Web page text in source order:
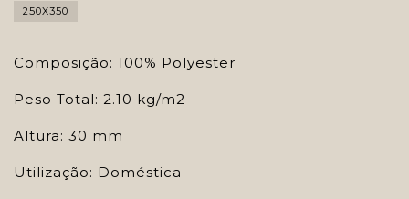
250X350
Composição: 100% Polyester
Peso Total: 2.10 kg/m2
Altura: 30 mm
Utilização: Doméstica